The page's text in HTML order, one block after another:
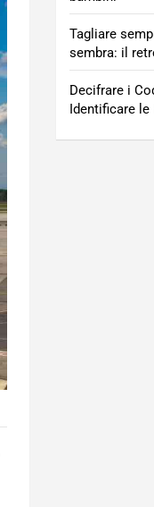
Tagliare
sembra: il
Decifrare i
Identificare